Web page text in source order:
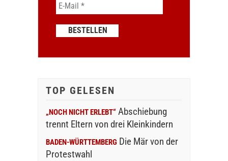
TOP GELESEN
„NOCH NICHT ERLEBT“ Abschiebung
trennt Eltern von drei Kleinkindern
BADEN-WÜRTTEMBERG Die Mär von der
Protestwahl